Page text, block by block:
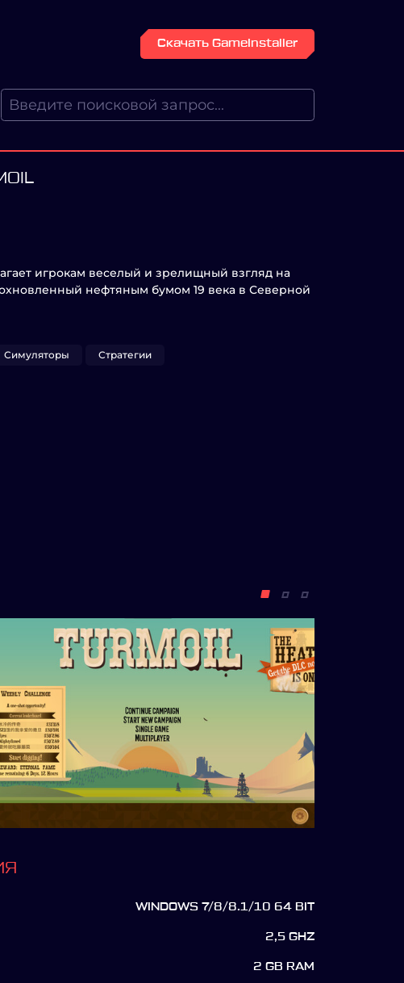
Скачать GameInstaller
игрокам веселый и зрелищный взгляд на
нефтяным бумом 19 века в Северной
Симуляторы Стратегии
WINDOWS 7/8/8.1/10 64 BIT
2,5 GHZ
2 GB RAM